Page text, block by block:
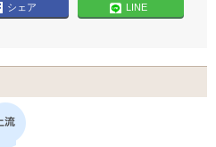
シェア LINE